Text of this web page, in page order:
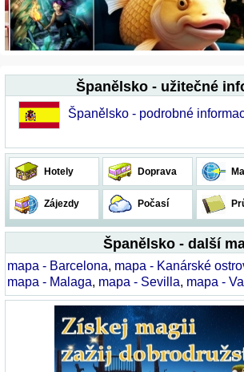
Španělsko - užitečné
Španělsko - podrobné
Hotely Doprava
Zájezdy Počasí
Španělsko - další
mapa - Barcelona, mapa - Kanárské
mapa - Malaga, mapa - Sevilla, mapa -